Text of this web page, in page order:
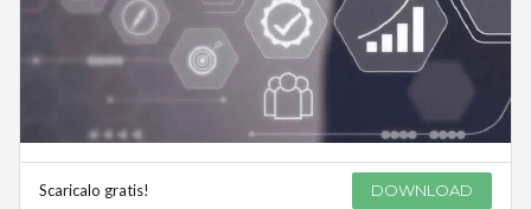
Scaricalo gratis! DOWNLOAD